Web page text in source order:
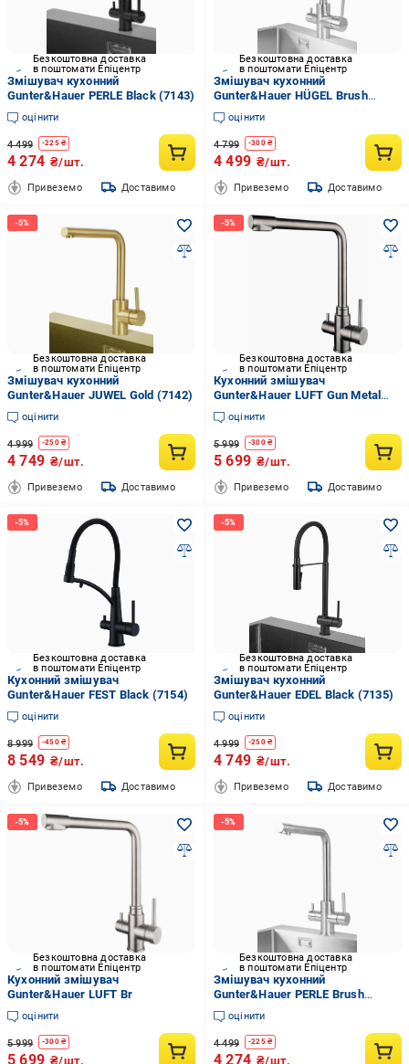
Безкоштовна доставка
в поштомати Епіцентр
Змішувач кухонний
Gunter&Hauer PERLE Black (7143)
оцінити
4 499 -225₴
4 274 ₴/шт.
Привеземо Доставимо
Безкоштовна доставка
в поштомати Епіцентр
Змішувач кухонний
Gunter&Hauer HÜGEL Brush
(7141)
оцінити
4 799 -300₴
4 499 ₴/шт.
Привеземо Доставимо
Безкоштовна доставка
в поштомати Епіцентр
Змішувач кухонний
Gunter&Hauer JUWEL Gold (7142)
оцінити
4 999 -250₴
4 749 ₴/шт.
Привеземо Доставимо
Безкоштовна доставка
в поштомати Епіцентр
Кухонний змішувач
Gunter&Hauer LUFT Gun Metal
(7156)
оцінити
5 999 -300₴
5 699 ₴/шт.
Привеземо Доставимо
Безкоштовна доставка
в поштомати Епіцентр
Кухонний змішувач
Gunter&Hauer FEST Black (7154)
оцінити
8 999 -450₴
8 549 ₴/шт.
Привеземо Доставимо
Безкоштовна доставка
в поштомати Епіцентр
Змішувач кухонний
Gunter&Hauer EDEL Black (7135)
оцінити
4 999 -250₴
4 749 ₴/шт.
Привеземо Доставимо
Безкоштовна доставка
в поштомати Епіцентр
Кухонний змішувач
Gunter&Hauer LUFT Br
оцінити
5 999 -300₴
5 699 ₴/шт.
Безкоштовна доставка
в поштомати Епіцентр
Змішувач кухонний
Gunter&Hauer PERLE Brush
(7144)
оцінити
4 499 -225₴
4 274 ₴/шт.